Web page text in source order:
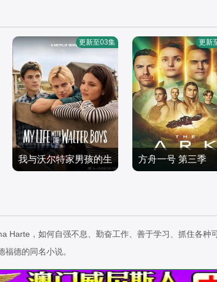
我与沃尔特家男孩的生
普拉克,柯瑞·福格尔玛尼
斯,艾萨克·阿雷兰尼斯,妮
基·罗德里格斯,诺亚·拉朗
德,阿什比·金特里,约翰尼·
2026/美国
更新至03集
方舟一号 第三季
当斯,帕夫莱·耶里尼
利妮·佩里斯,蒂安娜·
德兰·马尔科维奇,克
2026/美国
更新
，如何自强不息、勤奋工作、善于学习、抓住各种
福德的同名小说。